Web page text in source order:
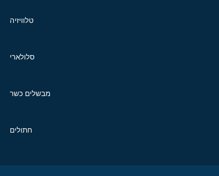
טלוויזיה
סלולארי
מבשלים כשר
חתולים